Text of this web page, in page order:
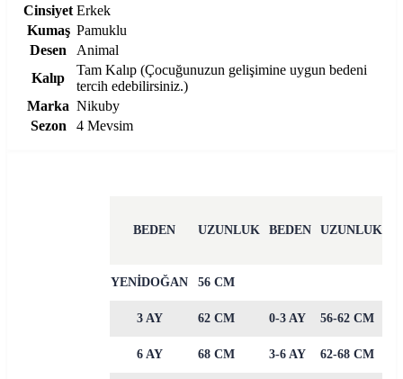
Cinsiyet Erkek
Kumaş Pamuklu
Desen
Animal
Kalıp
Tam Kalıp (Çocuğunuzun gelişimine uygun bedeni
tercih edebilirsiniz.)
Marka Nikuby
Sezon
4 Mevsim
BEDEN UZUNLUK BEDEN UZUNLUK
YENİDOĞAN 56 CM
3 AY 62 CM 0-3 AY 56-62 CM
6 AY 68 CM 3-6 AY 62-68 CM